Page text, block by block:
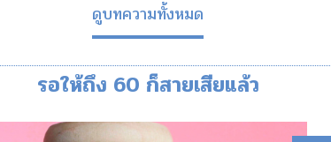
ดูบทความทั้งหมด
รอให้ถึง 60 ก็สายเสียแล้ว